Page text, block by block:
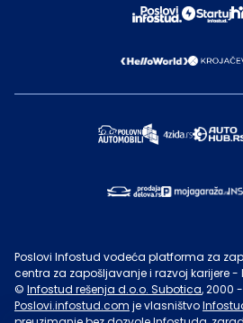
Poslovi Infostud vodeća platforma za
centra za zapošljavanje i razvoj karijere -
© Infostud rešenja d.o.o. Subotica, 2000 -
Poslovi.infostud.com je vlasništvo